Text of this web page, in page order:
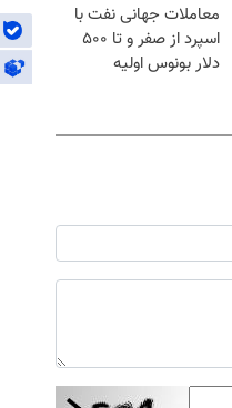
معاملات جهانی نفت با
اسپرد از صفر و تا ۵۰۰
دلار بونوس اولیه